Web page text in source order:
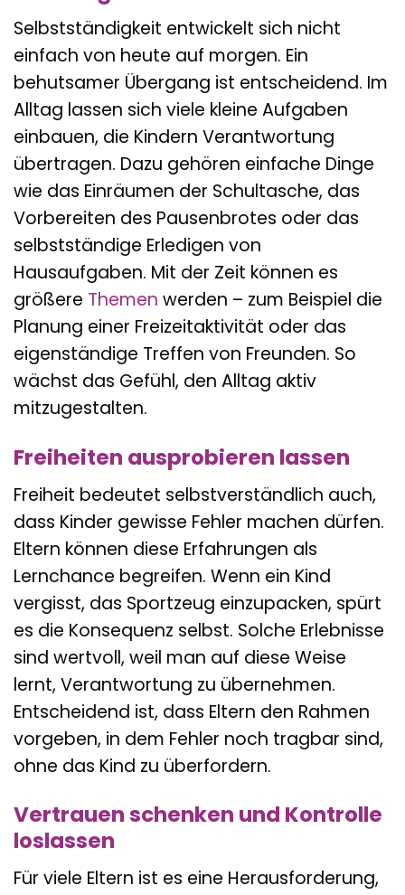
Selbstständigkeit entwickelt sich nicht
einfach von heute auf morgen. Ein
behutsamer Übergang ist entscheidend. Im
Alltag lassen sich viele kleine Aufgaben
einbauen, die Kindern Verantwortung
übertragen. Dazu gehören einfache Dinge
wie das Einräumen der Schultasche, das
Vorbereiten des Pausenbrotes oder das
selbstständige Erledigen von
Hausaufgaben. Mit der Zeit können es
größere Themen werden – zum Beispiel die
Planung einer Freizeitaktivität oder das
eigenständige Treffen von Freunden. So
wächst das Gefühl, den Alltag aktiv
mitzugestalten.
Freiheiten ausprobieren lassen
Freiheit bedeutet selbstverständlich auch,
dass Kinder gewisse Fehler machen dürfen.
Eltern können diese Erfahrungen als
Lernchance begreifen. Wenn ein Kind
vergisst, das Sportzeug einzupacken, spürt
es die Konsequenz selbst. Solche Erlebnisse
sind wertvoll, weil man auf diese Weise
lernt, Verantwortung zu übernehmen.
Entscheidend ist, dass Eltern den Rahmen
vorgeben, in dem Fehler noch tragbar sind,
ohne das Kind zu überfordern.
Vertrauen schenken und Kontrolle
loslassen
Für viele Eltern ist es eine Herausforderung,